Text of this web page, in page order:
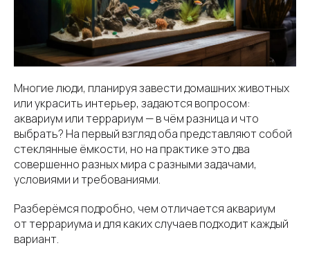
Многие люди, планируя завести домашних животных
или украсить интерьер, задаются вопросом:
аквариум или террариум — в чём разница и что
выбрать? На первый взгляд оба представляют собой
стеклянные ёмкости, но на практике это два
совершенно разных мира с разными задачами,
условиями и требованиями.
Разберёмся подробно, чем отличается аквариум
от террариума и для каких случаев подходит каждый
вариант.